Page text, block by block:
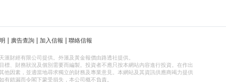
廣告查詢 加入信報 聯絡信報
財經有限公司提供。外滙及黃金報價由路透社提供。
、財務狀況及個別需要而編製。投資者不應只按本網站內容進行投資。在作出
因素，並適當地尋求獨立的財務及專業意見。本網站及其資訊供應商竭力提供
錯漏而令閣下蒙受損失，本公司概不負責。